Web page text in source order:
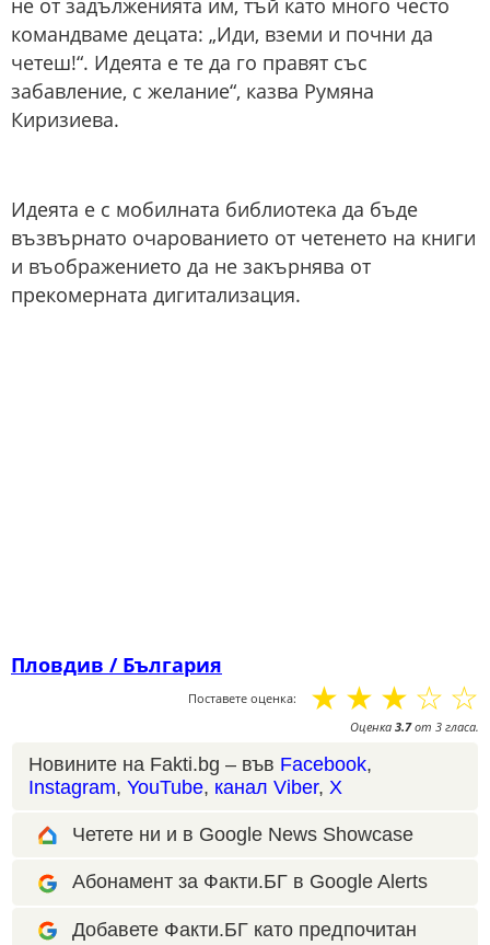
не от задълженията им, тъй като много често
командваме децата: „Иди, вземи и почни да
четеш!“. Идеята е те да го правят със
забавление, с желание“, казва Румяна
Киризиева.
Идеята е с мобилната библиотека да бъде
възвърнато очарованието от четенето на книги
и въображението да не закърнява от
прекомерната дигитализация.
Пловдив / България
Поставете оценка: ☆
☆
☆
☆
☆
Оценка 3.7от 3 гласа.
Новините на Fakti.bg – във Facebook,
Instagram, YouTube, канал Viber, X
Четете ни и в Google News Showcase
Абонамент за Факти.БГ в Google Alerts
Добавете Факти.БГ като предпочитан